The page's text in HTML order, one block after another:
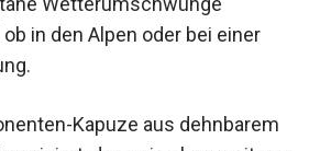
auf spontane
vorbereitet, egal ob in den
lokalen Wanderung.
Kapuze aus dehnbarem